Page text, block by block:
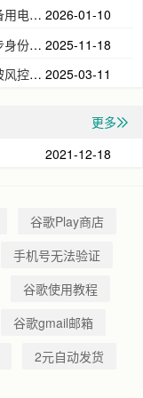
谷歌账号Gmail邮箱如何绑定两步验证备用电话号码 2026-01-10
谷歌账号Gmail邮箱如何更换或开启两步身份验证器app下载密钥2FA 2025-11-18
谷歌账号Gmail邮箱使用注意事项避免被风控无法登录 2025-03-11
更多
2021-12-18
谷歌Play商店
手机号无法验证
谷歌使用教程
谷歌gmail邮箱
2元自动发货